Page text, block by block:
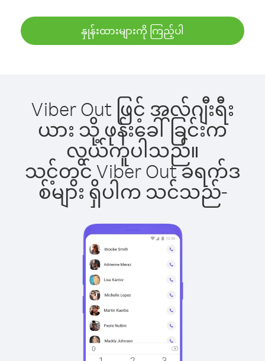
နှုန်းထားများကို ကြည့်ပါ
Viber Out ဖြင့် အလ်ဂျီးရီး
ယား သို့ ဖုန်းခေါ်ခြင်းက
လွယ်ကူပါသည်။
သင့်တွင် Viber Out ခရက်ဒ
စ်များ ရှိပါက သင်သည်-